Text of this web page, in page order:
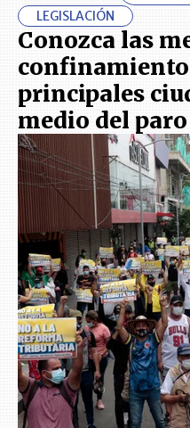
LEGISLACIÓN
Conozca las
confinamiento
principales
medio del paro